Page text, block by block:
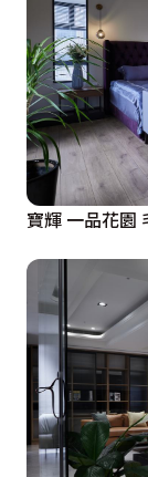
作為臨時的家
B+C+F：原有
功能則由「多
組織。另外用
要，與客廳結
分開、視聽設
H 主臥室：
相互支援，主
適。
設計概念文字
寶輝 一品花園